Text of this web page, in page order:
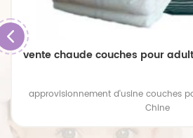
vente chaude couches pour
approvisionnement d'usine couches
Chine